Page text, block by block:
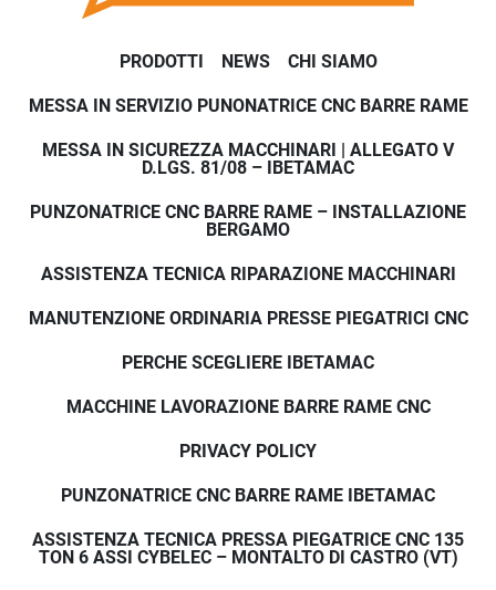
PRODOTTI NEWS CHI SIAMO
MESSA IN SERVIZIO PUNONATRICE CNC BARRE RAME
MESSA IN SICUREZZA MACCHINARI | ALLEGATO V
D.LGS. 81/08 – IBETAMAC
PUNZONATRICE CNC BARRE RAME – INSTALLAZIONE
BERGAMO
ASSISTENZA TECNICA RIPARAZIONE MACCHINARI
MANUTENZIONE ORDINARIA PRESSE PIEGATRICI CNC
PERCHE SCEGLIERE IBETAMAC
MACCHINE LAVORAZIONE BARRE RAME CNC
PRIVACY POLICY
PUNZONATRICE CNC BARRE RAME IBETAMAC
ASSISTENZA TECNICA PRESSA PIEGATRICE CNC 135
TON 6 ASSI CYBELEC – MONTALTO DI CASTRO (VT)